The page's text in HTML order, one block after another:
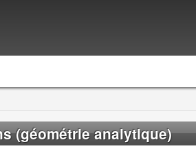
(géométrie analytique)